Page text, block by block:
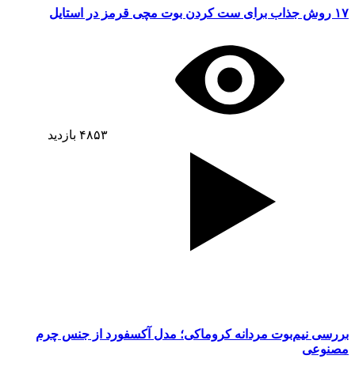
۱۷ روش جذاب برای ست کردن بوت مچی قرمز در استایل
۴۸۵۳ بازدید
بررسی نیم‌بوت مردانه کروماکی؛ مدل آکسفورد از جنس چرم
مصنوعی